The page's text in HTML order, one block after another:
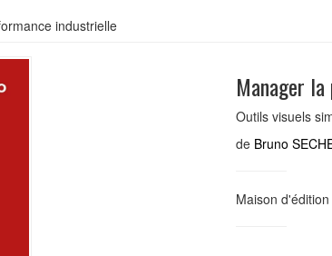
industrielle
Manager
Outils visuels
de Bruno
Maison d'édition